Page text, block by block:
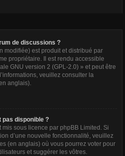
de discussions ?
modifiée) est produit et distribué par
propriétaire. Il est rendu accessible
GNU version 2 (GPL-2.0) » et peut être
veuillez consulter la
anglais).
pas disponible ?
sous licence par phpBB Limited. Si
d’une nouvelle fonctionnalité, veuillez
(en anglais) où vous pourrez voter pour
et suggérer les vôtres.